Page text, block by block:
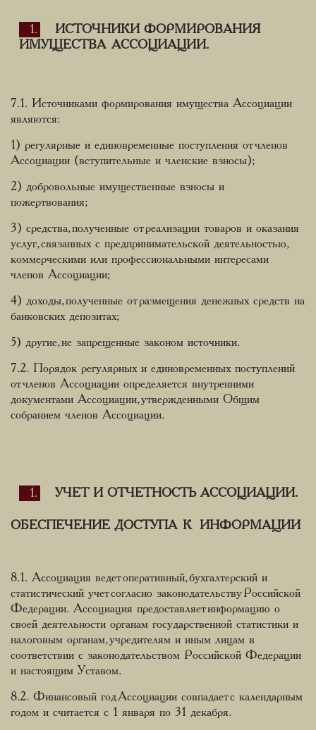
ИСТОЧНИКИ ФОРМИРОВАНИЯ
ИМУЩЕСТВА АССОЦИАЦИИ.
7.1. Источниками формирования имущества Ассоциации
являются:
1) регулярные и единовременные поступления от членов
Ассоциации (вступительные и членские взносы);
2) добровольные имущественные взносы и
пожертвования;
3) средства, полученные от реализации товаров и оказания
услуг, связанных с предпринимательской деятельностью,
коммерческими или профессиональными интересами
членов Ассоциации;
4) доходы, полученные от размещения денежных средств на
банковских депозитах;
5) другие, не запрещенные законом источники.
7.2. Порядок регулярных и единовременных поступлений
от членов Ассоциации определяется внутренними
документами Ассоциации, утвержденными Общим
собранием членов Ассоциации.
УЧЕТ И ОТЧЕТНОСТЬ АССОЦИАЦИИ.
ОБЕСПЕЧЕНИЕ ДОСТУПА К ИНФОРМАЦИИ
8.1. Ассоциация ведет оперативный, бухгалтерский и
статистический учет согласно законодательству Российской
Федерации. Ассоциация предоставляет информацию о
своей деятельности органам государственной статистики и
налоговым органам, учредителям и иным лицам в
соответствии с законодательством Российской Федерации
и настоящим Уставом.
8.2. Финансовый год Ассоциации совпадает с календарным
годом и считается с 1 января по 31 декабря.